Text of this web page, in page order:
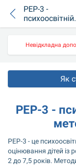
РЕР-3 -
психоосвітній
профіль за
Невідкладна
Як
РЕР-3 -
РЕР-3 - це
оцінювання дітей із
2 до 7,5 років.